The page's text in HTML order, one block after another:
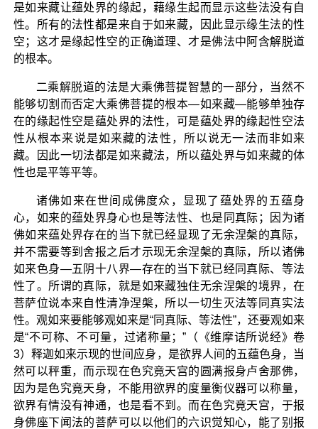
是如来藏让蕴处界的缘起，藉缘生起而显示这些法没有自
性。所有的法性都是来自于如来藏，因此显示缘生法的性
空；这才是缘起性空的正确道理、才是佛法中阿含解脱道
的根本。
二乘解脱道的法是大乘佛菩提智慧的一部分，当然不
能够切割而否定大乘佛菩提的根本—如来藏—能够单独存
在的缘起性空是蕴处界的法性，可是蕴处界的缘起性空法
性从根本来说是如来藏的法性，所以说无一法而非如来
藏。因此一切法都是如来藏法，所以蕴处界与如来藏的体
性也是平等平等。
诸佛如来在世间成佛度众，显现了蕴处界的五蕴身
心，如来的蕴处界身心也是等法性、也是同真际；因为诸
佛如来蕴处界存在的当下就已经显现了无余涅槃的真际，
并不需要等到舍报之后才示现无余涅槃的真际，所以诸佛
如来色身—五阴十八界—存在的当下就已经同真际、等法
性了。所谓的真际，就是如来藏独住无余涅槃的境界，在
菩萨位说本来自性清净涅槃，所以一切生灭法等同真实法
性。观如来要能够观如来是“同真际、等法性”，还要观如来
是“不可称、不可量，过诸称量；”（《维摩诘所说经》卷
3）释迦如来示现的世间应身，是欲界人间的五蕴色身，当
然可以秤重，而示现在色究竟天宫的圆满报身卢舍那佛，
因为是色究竟天身，不能用欲界的度量衡仪器可以称量，
欲界有情没有神通，也是看不到。而在色究竟天宫，于报
身佛座下闻法的菩萨可以以他们的六识觉知心，能了别报